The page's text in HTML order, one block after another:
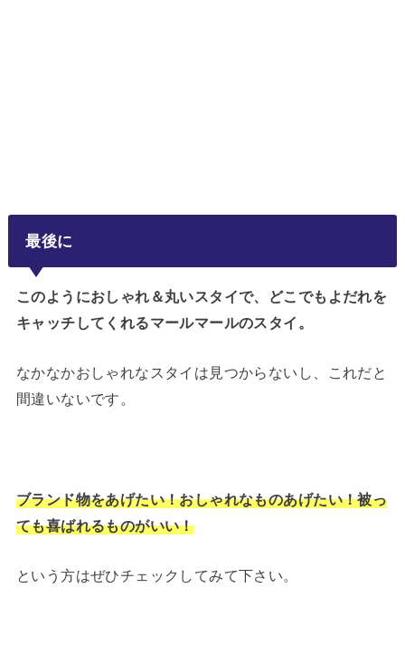
最後に
このようにおしゃれ＆丸いスタイで、どこでもよだれを
キャッチしてくれるマールマールのスタイ。
なかなかおしゃれなスタイは見つからないし、これだと
間違いないです。
ブランド物をあげたい！おしゃれなものあげたい！被っ
ても喜ばれるものがいい！
という方はぜひチェックしてみて下さい。